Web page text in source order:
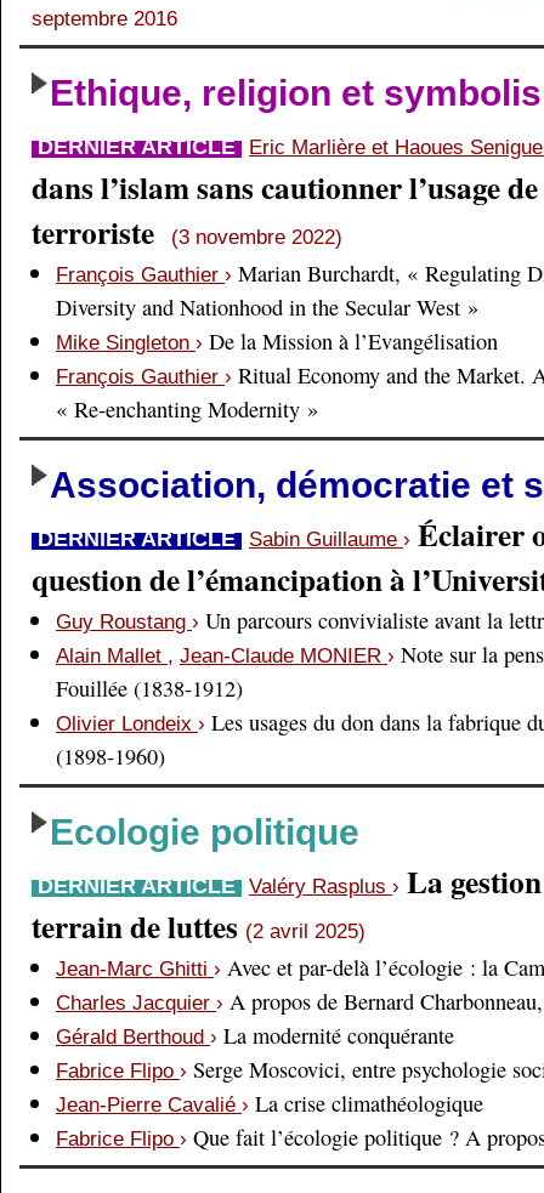
septembre 2016
Ethique, religion et
DERNIER ARTICLE Eric Marlière et Haoues
dans l’islam sans cautionner l’usage
terroriste
(3 novembre 2022)
François Gauthier › Marian Burchardt, « Regulating
Diversity and Nationhood in the Secular West »
Mike Singleton › De la Mission à l’Evangélisation
François Gauthier › Ritual Economy and the Market.
« Re-enchanting Modernity »
Association, démocratie et
DERNIER ARTICLE Sabin Guillaume › Éclairer
question de l’émancipation à
Guy Roustang › Un parcours convivialiste avant la
Alain Mallet , Jean-Claude MONIER › Note sur la
Fouillée (1838-1912)
Olivier Londeix › Les usages du don dans la fabrique
(1898-1960)
Ecologie politique
DERNIER ARTICLE Valéry Rasplus › La
terrain de luttes (2 avril 2025)
Jean-Marc Ghitti › Avec et par-delà l’écologie : la
Charles Jacquier › A propos de Bernard
Gérald Berthoud › La modernité conquérante
Fabrice Flipo › Serge Moscovici, entre psychologie
Jean-Pierre Cavalié › La crise climathéologique
Fabrice Flipo › Que fait l’écologie politique ? A